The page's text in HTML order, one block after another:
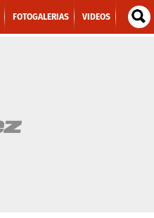
FOTOGALERIAS VIDEOS